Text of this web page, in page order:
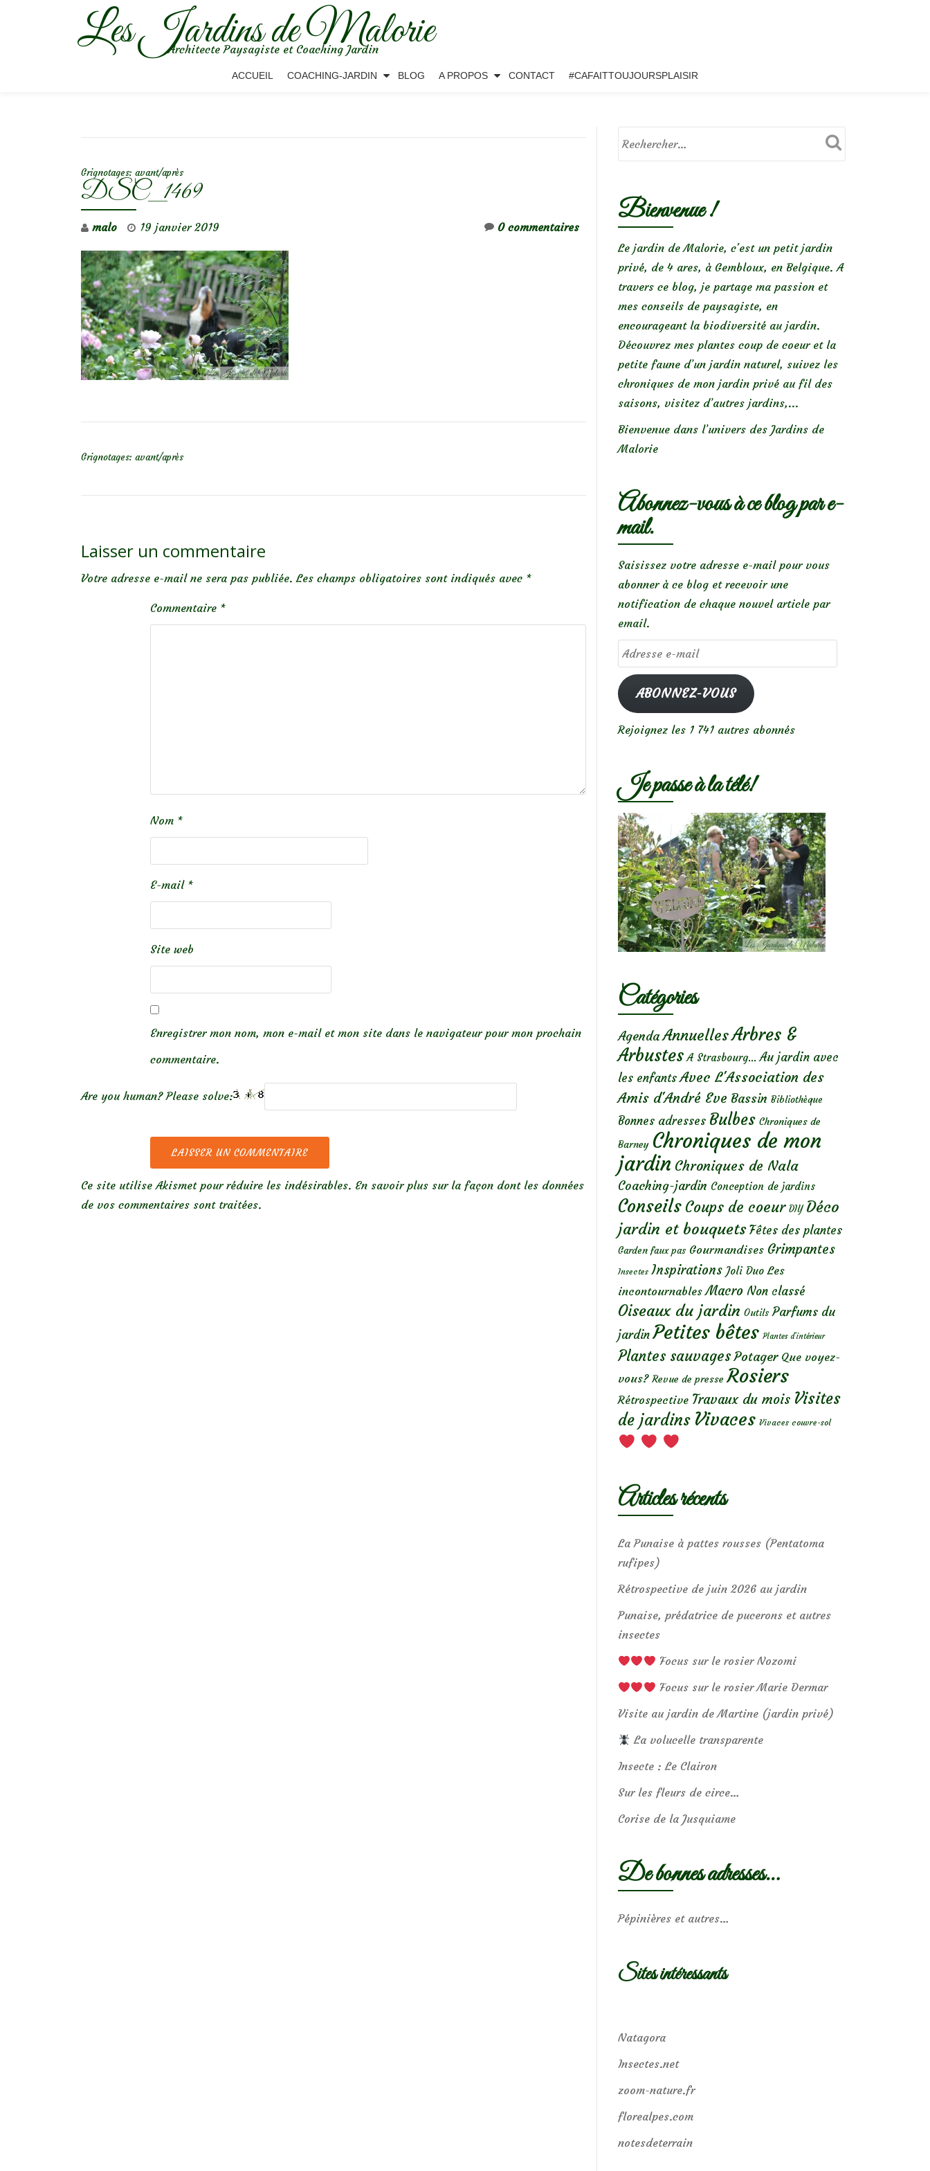
Les Jardins de Malorie
Architecte Paysagiste et Coaching Jardin
ACCUEIL COACHING-JARDIN BLOG A PROPOS CONTACT #CAFAITTOUJOURSPLAISIR
Grignotages: avant/après
DSC_1469
malo 19 janvier 2019 0 commentaires
Grignotages: avant/après
Laisser un commentaire
Votre adresse e-mail ne sera pas publiée. Les champs obligatoires sont indiqués avec *
Commentaire *
Nom *
E-mail *
Site web
Enregistrer mon nom, mon e-mail et mon site dans le navigateur pour mon prochain
commentaire.
Are you human? Please solve:
Ce site utilise Akismet pour réduire les indésirables. En savoir plus sur la façon dont les données
de vos commentaires sont traitées.
Bienvenue !
Le jardin de Malorie, c'est un petit jardin
privé, de 4 ares, à Gembloux, en Belgique. A
travers ce blog, je partage ma passion et
mes conseils de paysagiste, en
encourageant la biodiversité au jardin.
Découvrez mes plantes coup de coeur et la
petite faune d’un jardin naturel, suivez les
chroniques de mon jardin privé au fil des
saisons, visitez d’autres jardins,...
Bienvenue dans l’univers des Jardins de
Malorie
Abonnez-vous à ce blog par e-
mail.
Saisissez votre adresse e-mail pour vous
abonner à ce blog et recevoir une
notification de chaque nouvel article par
email.
Adresse
e-
mailABONNEZ-VOUS
Rejoignez les 1 741 autres abonnés
Je passe à la télé!
Catégories
Agenda AnnuellesArbres &
Arbustes A Strasbourg... Au jardin avec
les enfants Avec L'Association des
Amis d'André Eve Bassin Bibliothèque
Bonnes adresses Bulbes Chroniques de
Barney Chroniques de mon
jardin Chroniques de Nala
Coaching-jardin Conception de jardins
Conseils Coups de coeur DIY Déco
jardin et bouquets Fêtes des plantes
Garden faux pas Gourmandises Grimpantes
Insectes Inspirations Joli Duo Les
incontournables Macro Non classé
Oiseaux du jardin Outils Parfums du
jardin Petites bêtes Plantes d’intérieur
Plantes sauvages Potager Que voyez-
vous? Revue de presse Rosiers
Rétrospective Travaux du mois Visites
de jardins Vivaces Vivaces couvre-sol
Articles récents
La Punaise à pattes rousses (Pentatoma
rufipes)
Rétrospective de juin 2026 au jardin
Punaise, prédatrice de pucerons et autres
insectes
Focus sur le rosier Nozomi
Focus sur le rosier Marie Dermar
Visite au jardin de Martine (jardin privé)
La volucelle transparente
Insecte : Le Clairon
Sur les fleurs de circe…
Corise de la Jusquiame
De bonnes adresses…
Pépinières et autres…
Sites intéressants
Natagora
Insectes.net
zoom-nature.fr
florealpes.com
notesdeterrain